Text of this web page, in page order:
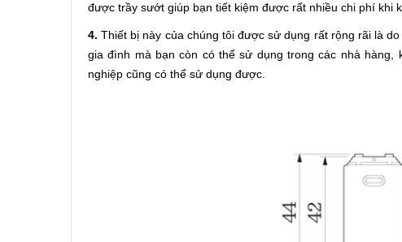
được trầy sướt giúp bạn tiết kiệm được rất nhiều chi phí khi
4.Thiết bị này của chúng tôi được sử dụng rất rộng rãi là
gia đình mà bạn còn có thể sử dụng trong các nhà
nghiệp cũng có thể sử dụng được.